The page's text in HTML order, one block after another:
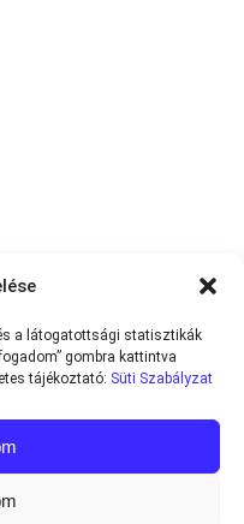
a látogatottsági statisztikák
gombra kattintva
tájékoztató: Süti Szabályzat